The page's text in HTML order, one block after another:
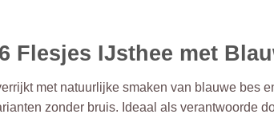
Flesjes IJsthee met
met natuurlijke smaken van blauwe bes
zonder bruis. Ideaal als verantwoorde